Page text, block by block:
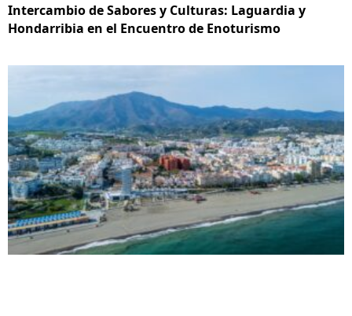
Intercambio de Sabores y Culturas: Laguardia y
Hondarribia en el Encuentro de Enoturismo